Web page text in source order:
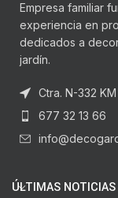
Empresa familiar
experiencia en
dedicados a
jardín.
Ctra. N-332
677 32 13 66
ÚLTIMAS NOTICIAS